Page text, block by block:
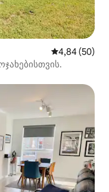
საშუალო
4,84 (50)